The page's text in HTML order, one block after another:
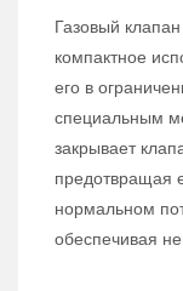
Газовый
компактное
его в
специальным
закрывает
предотвращая
нормальном
обеспечивая